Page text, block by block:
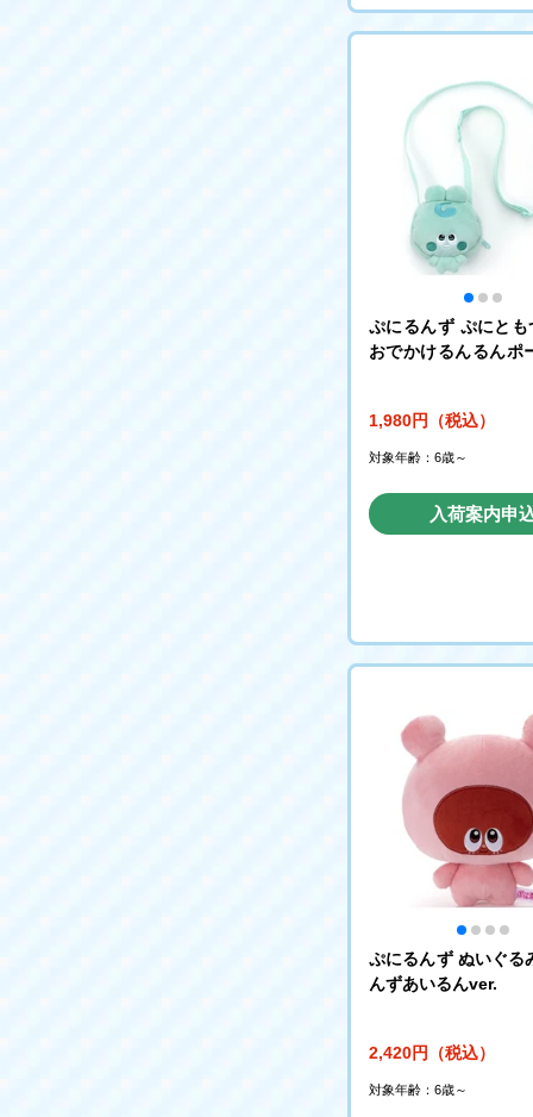
ぷにるんず ぷにとも
おでかけるんるんポ
1,980円（税込）
対象年齢：6歳～
入荷案内申
ぷにるんず ぬいぐる
んずあいるんver.
2,420円（税込）
対象年齢：6歳～